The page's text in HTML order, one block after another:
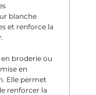
blanche
et renforce la
broderie ou
en
Elle permet
renforcer la